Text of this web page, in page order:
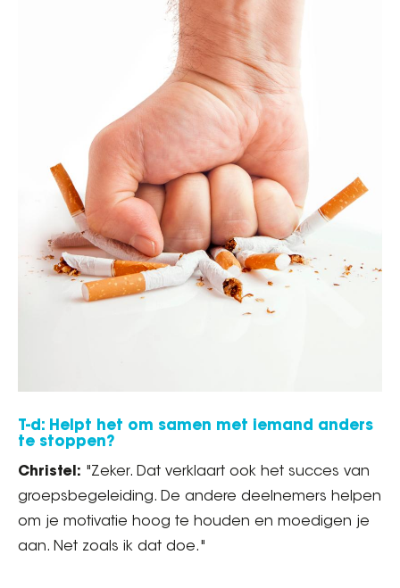
T-d: Helpt het om samen met iemand anders
te stoppen?
Christel: "Zeker. Dat verklaart ook het succes van
groepsbegeleiding. De andere deelnemers helpen
om je motivatie hoog te houden en moedigen je
aan. Net zoals ik dat doe."